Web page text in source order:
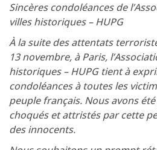
Sincères condoléances de
villes historiques – HUPG
À la suite des attentats
13 novembre, à Paris,
historiques – HUPG tient à
condoléances à toutes les
peuple français. Nous avons
choqués et attristés par cette
des innocents.